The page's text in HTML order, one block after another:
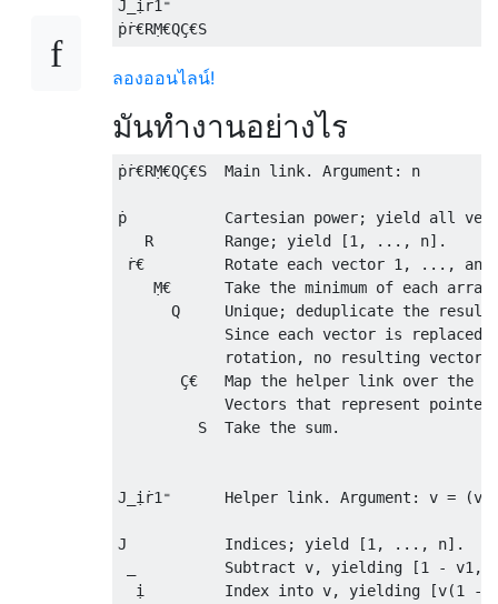
J_ịṙ1⁼
ลองออนไลน์!
มันทำงานอย่างไร
ṗṙ€RṂ€QÇ€S  Main link. Argument: n
ṗ           Cartesian power; yield all
   R        Range; yield [1, ..., n].
ṙ€         Rotate each vector 1, ...,
Ṃ€      Take the minimum of each
Q     Unique; deduplicate the
Since each vector is replaced
rotation, no resulting vector
Ç€   Map the helper link over the
Vectors that represent
         S  Take the sum.
J_ịṙ1⁼      Helper link. Argument: v =
J           Indices; yield [1, ..., n].
_          Subtract v, yielding [1 - v1,
ị         Index into v, yielding [v(1 -